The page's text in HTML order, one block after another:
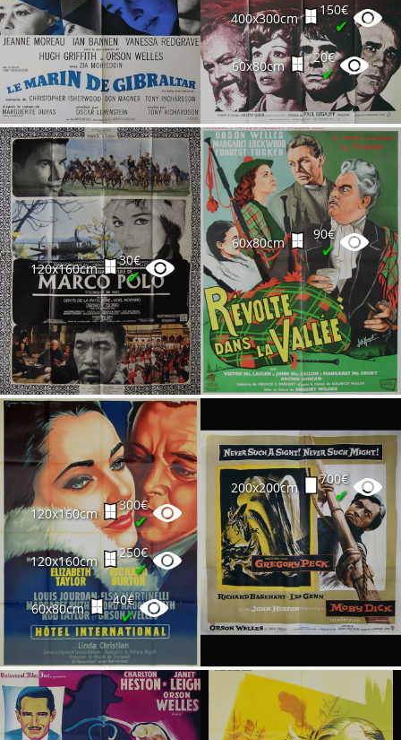
400x300cm
150€
✔
60x80cm
20€
✔
120x160cm
30€
✔
60x80cm
90€
✔
120x160cm
300€
✔
120x160cm
250€
✔
60x80cm
40€
✔
200x200cm
700€
✔